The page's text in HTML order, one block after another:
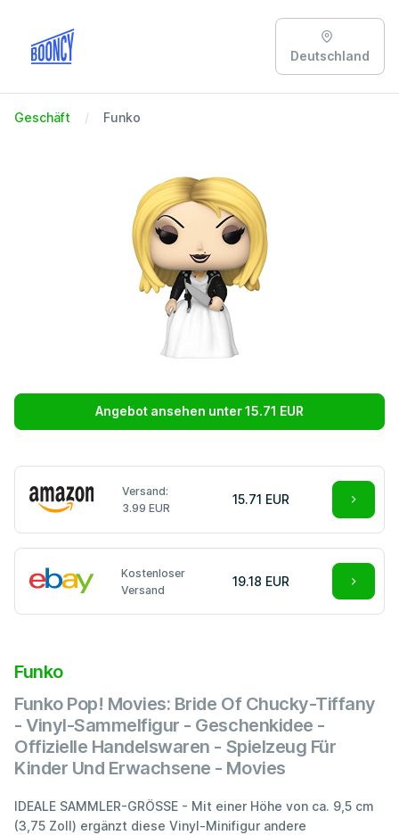
Deutschland
Geschäft Funko
Angebot ansehen unter 15.71 EUR
Versand:
3.99 EUR
15.71 EUR
Kostenloser
Versand
19.18 EUR
Funko
Funko Pop! Movies: Bride Of Chucky-Tiffany
- Vinyl-Sammelfigur - Geschenkidee -
Offizielle Handelswaren - Spielzeug Für
Kinder Und Erwachsene - Movies
IDEALE SAMMLER-GRÖSSE - Mit einer Höhe von ca. 9,5 cm
(3,75 Zoll) ergänzt diese Vinyl-Minifigur andere